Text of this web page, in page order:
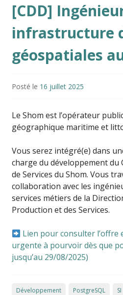
[CDD]
infrastructure
géospatiales
Posté le 16 juillet 2025
Le Shom est l’opérateur
géographique maritime et
Vous serez intégré(e) dans
charge du développement du
de Services du Shom. Vous
collaboration avec les
services métiers de la
Production et des Services.
Lien pour consulter
urgente à pourvoir dès que
jusqu’au 29/08/2025)
Développement PostgreSQL SI